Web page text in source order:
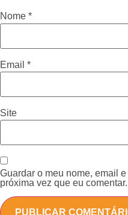
Nome *
Email *
Site
Guardar o meu nome, email
próxima vez que eu comentar.